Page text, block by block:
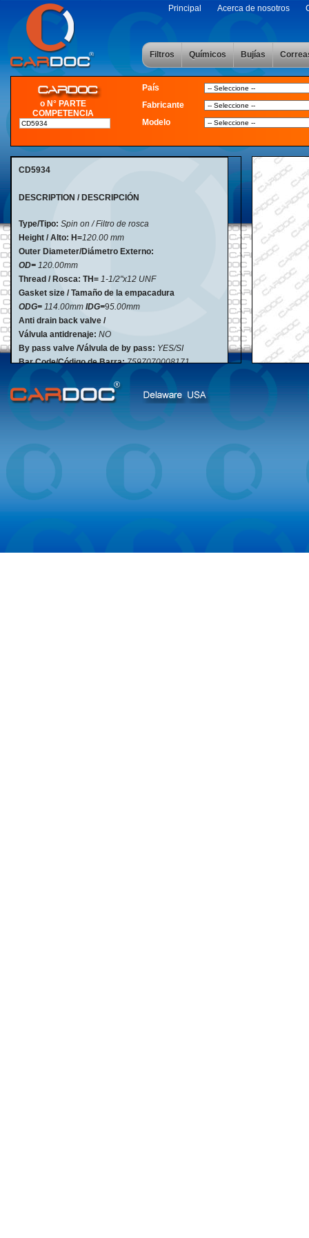
Principal Acerca de nosotros
Filtros Químicos Bujías
o N° PARTE
COMPETENCIA
País
Fabricante
Modelo
CD5934
DESCRIPTION / DESCRIPCIÓN
Type/Tipo: Spin on / Filtro de rosca
Height / Alto: H=120.00 mm
Outer Diameter/Diámetro Externo:
OD= 120.00mm
Thread / Rosca: TH= 1-1/2"x12 UNF
Gasket size / Tamaño de la empacadura
ODG= 114.00mm IDG=95.00mm
Anti drain back valve /
Válvula antidrenaje: NO
By pass valve /Válvula de by pass: YES/SI
Bar Code/Código de Barra:7597070008171